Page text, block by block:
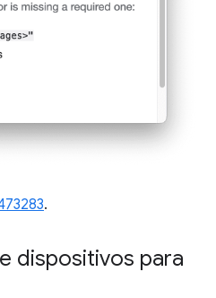
.
dispositivos para